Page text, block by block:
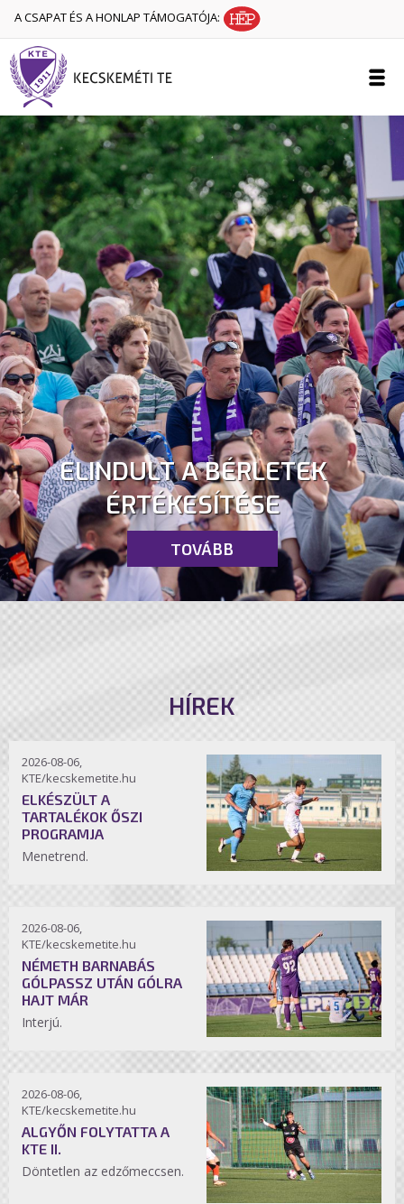
A CSAPAT ÉS A HONLAP TÁMOGATÓJA:
ELINDULT A BÉRLETEK
ÉRTÉKESÍTÉSE
TOVÁBB
HÍREK
2026-08-06,
KTE/kecskemetite.hu
ELKÉSZÜLT A
TARTALÉKOK ŐSZI
PROGRAMJA
Menetrend.
2026-08-06,
KTE/kecskemetite.hu
NÉMETH BARNABÁS
GÓLPASSZ UTÁN GÓLRA
HAJT MÁR
Interjú.
2026-08-06,
KTE/kecskemetite.hu
ALGYŐN FOLYTATTA A
KTE II.
Döntetlen az edzőmeccsen.